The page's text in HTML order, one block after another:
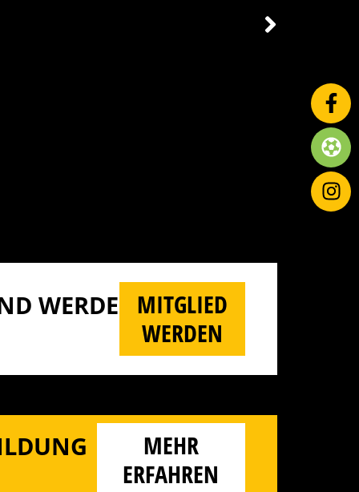
WERDE M
MITGLIED
WERDEN
MEHR
ERFAHREN